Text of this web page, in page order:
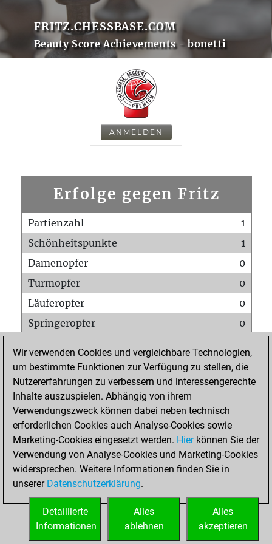
FRITZ.CHESSBASE.COM
Beauty Score Achievements - bonetti
ANMELDEN
Erfolge gegen Fritz
Partienzahl
1
Schönheitspunkte
1
Damenopfer
0
Turmopfer
0
Läuferopfer
0
Springeropfer
0
Matt auf vollem Brett
0
Bauer setzt Matt
0
Erstickte Matts
Unterverwandlungen
Türme auf der siebten
0
STARTSEITE
Wir verwenden Cookies und vergleichbare Technologien,
um bestimmte Funktionen zur Verfügung zu stellen, die
Nutzererfahrungen zu verbessern und interessengerechte
Inhalte auszuspielen. Abhängig von ihrem
Verwendungszweck können dabei neben technisch
erforderlichen Cookies auch Analyse-Cookies sowie
Marketing-Cookies eingesetzt werden. Hierkönnen Sie der
Verwendung von Analyse-Cookies und Marketing-Cookies
widersprechen. Weitere Informationen finden Sie in
unserer Datenschutzerklärung.
Alles
akzeptieren
Alles
ablehnen
Detaillierte
Informationen